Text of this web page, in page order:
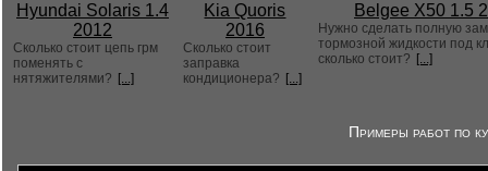
Hyundai Solaris 1.4
2012
Сколько стоит цепь грм
поменять с
нятяжителями? [...]
Kia Quoris
2016
Сколько стоит
заправка
кондиционера? [...]
Belgee X50 1.5
Нужно сделать полную
тормозной жидкости под
сколько стоит? [...]
Примеры работ по